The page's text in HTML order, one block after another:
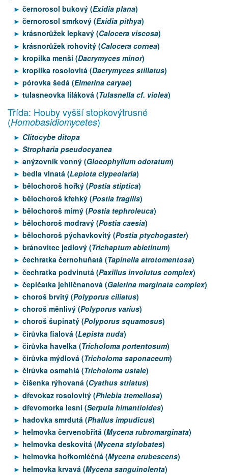
černorosol bukový (Exidia plana)
černorosol smrkový (Exidia pithya)
krásnorůžek lepkavý (Calocera viscosa)
krásnorůžek rohovitý (Calocera cornea)
kropilka menší (Dacrymyces minor)
kropilka rosolovitá (Dacrymyces stillatus)
pórovka šedá (Elmerina caryae)
tulasneovka liláková (Tulasnella cf. violea)
Třída: Houby vyšší stopkovýtrusné
(Homobasidiomycetes)
Clitocybe ditopa
Stropharia pseudocyanea
anýzovník vonný (Gloeophyllum odoratum)
bedla vlnatá (Lepiota clypeolaria)
bělochoroš hořký (Postia stiptica)
bělochoroš křehký (Postia fragilis)
bělochoroš mírný (Postia tephroleuca)
bělochoroš modravý (Postia caesia)
bělochoroš pýchavkovitý (Postia ptychogaster)
bránovitec jedlový (Trichaptum abietinum)
čechratka černohuňatá (Tapinella atrotomentosa)
čechratka podvinutá (Paxillus involutus complex)
čepičatka jehličnanová (Galerina marginata complex)
choroš brvitý (Polyporus ciliatus)
choroš měnlivý (Polyporus varius)
choroš šupinatý (Polyporus squamosus)
čirůvka fialová (Lepista nuda)
čirůvka havelka (Tricholoma portentosum)
čirůvka mýdlová (Tricholoma saponaceum)
čirůvka osmahlá (Tricholoma ustale)
číšenka rýhovaná (Cyathus striatus)
dřevokaz rosolovitý (Phlebia tremellosa)
dřevomorka lesní (Serpula himantioides)
hadovka smrdutá (Phallus impudicus)
helmovka červenobřitá (Mycena rubromarginata)
helmovka deskovitá (Mycena stylobates)
helmovka hořkomléčná (Mycena erubescens)
helmovka krvavá (Mycena sanguinolenta)